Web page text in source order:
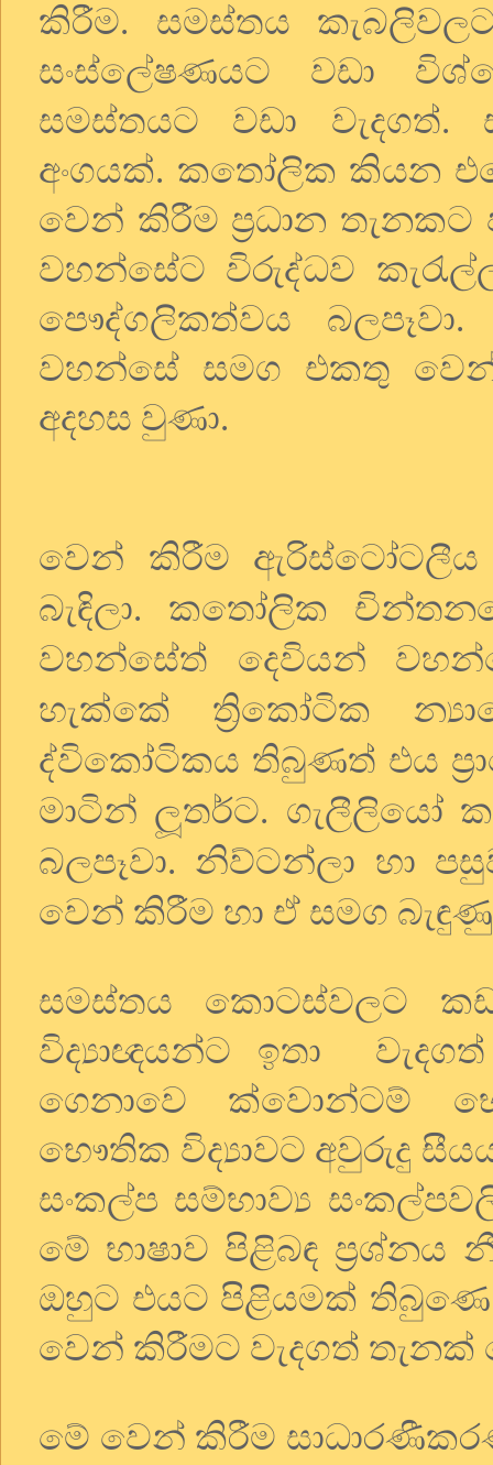
කිරීම. සමස්තය
සංස්ලේෂණයට වඩා
සමස්තයට වඩා
අංගයක්. කතෝලික කියන
වෙන් කිරීම ප්‍රධාන
වහන්සේට විරුද්ධව
පෞද්ගලිකත්වය
වහන්සේ සමග එකතු
අදහස වුණා.
වෙන් කිරීම ඇරිස්ටෝටලීය
බැඳිලා. කතෝලික
වහන්සේත් දෙවියන්
හැක්කේ ත්‍රිකෝටික
ද්විකෝටිකය තිබුණත් එය
මාටින් ලූතර්ට. ගැලීලියෝ
බලපෑවා. නිව්ටන්ලා හා
වෙන් කිරීම හා ඒ සමග
සමස්තය කොටස්වලට
විද්‍යාඥයන්ට ඉතා
ගෙනාවෙ ක්වොන්ටම්
භෞතික විද්‍යාවට අවුරුදු
සංකල්ප සම්භාව්‍ය
මේ භාෂාව පිළිබඳ
ඔහුට එයට පිළියමක් තිබුණෙ
වෙන් කිරීමට වැදගත් තැනක්
මේ වෙන් කිරීම